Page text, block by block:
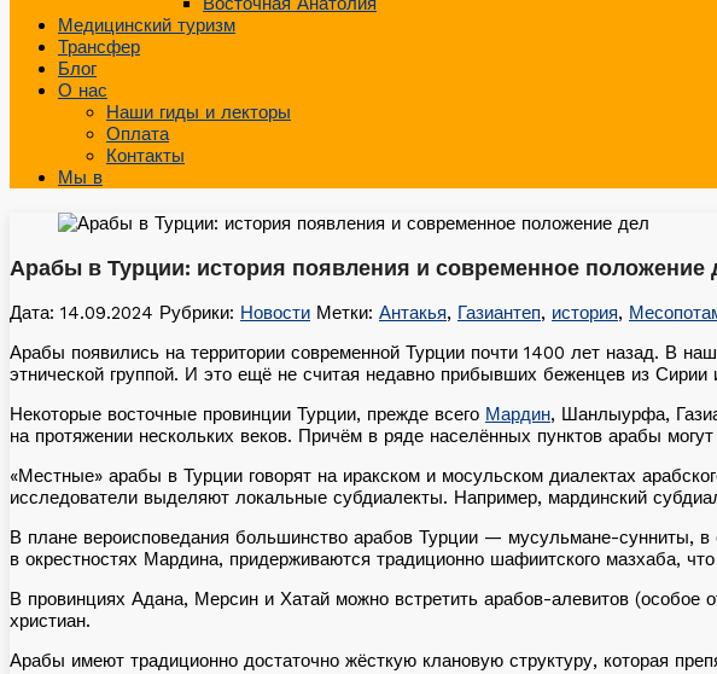
Медицинский туризм
Трансфер
Блог
О нас
Наши гиды и лекторы
Оплата
Контакты
Мы в
Арабы в Турции: история появления и современное положение
Дата: 14.09.2024 Рубрики: Новости Метки: Антакья, Газиантеп, история,
Арабы появились на территории современной Турции почти 1400 лет назад. В
этнической группой. И это ещё не считая недавно прибывших беженцев из Сирии
Некоторые восточные провинции Турции, прежде всего Мардин, Шанлыурфа,
на протяжении нескольких веков. Причём в ряде населённых пунктов арабы
«Местные» арабы в Турции говорят на иракском и мосульском диалектах
исследователи выделяют локальные субдиалекты. Например, мардинский
В плане вероисповедания большинство арабов Турции — мусульмане-сунниты,
в окрестностях Мардина, придерживаются традиционно шафиитского мазхаба,
В провинциях Адана, Мерсин и Хатай можно встретить арабов-алевитов
христиан.
Арабы имеют традиционно достаточно жёсткую клановую структуру, которая